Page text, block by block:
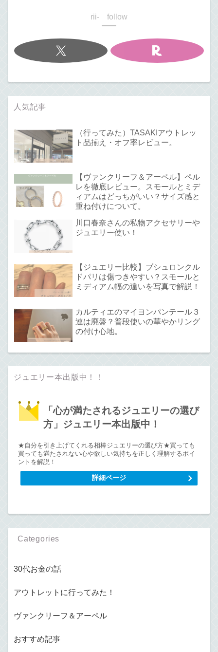
rii- follow
人気記事
（行ってみた）TASAKIアウトレッ
ト品揃え・オフ率レビュー。
【ヴァンクリーフ＆アーペル】ペル
レを徹底レビュー。スモールとミデ
ィアムはどっちがいい？サイズ感と
重ね付けについて。
川口春奈さんの私物アクセサリーや
ジュエリー使い！
【ジュエリー比較】ブシュロンクル
ドパリは傷つきやすい？スモールと
ミディアム幅の違いを写真で解説！
カルティエのマイヨンパンテール３
連は廃盤？普段使いの華やかリング
の付け心地。
ジュエリー本出版中！！
「心が満たされるジュエリーの選び
方」ジュエリー本出版中！
★自分を引き上げてくれる相棒ジュエリーの選び方★買っても
買っても満たされない心や欲しい気持ちを正しく理解するポイ
ントを解説！
詳細ページ
Categories
30代お金の話
アウトレットに行ってみた！
ヴァンクリーフ＆アーペル
おすすめ記事